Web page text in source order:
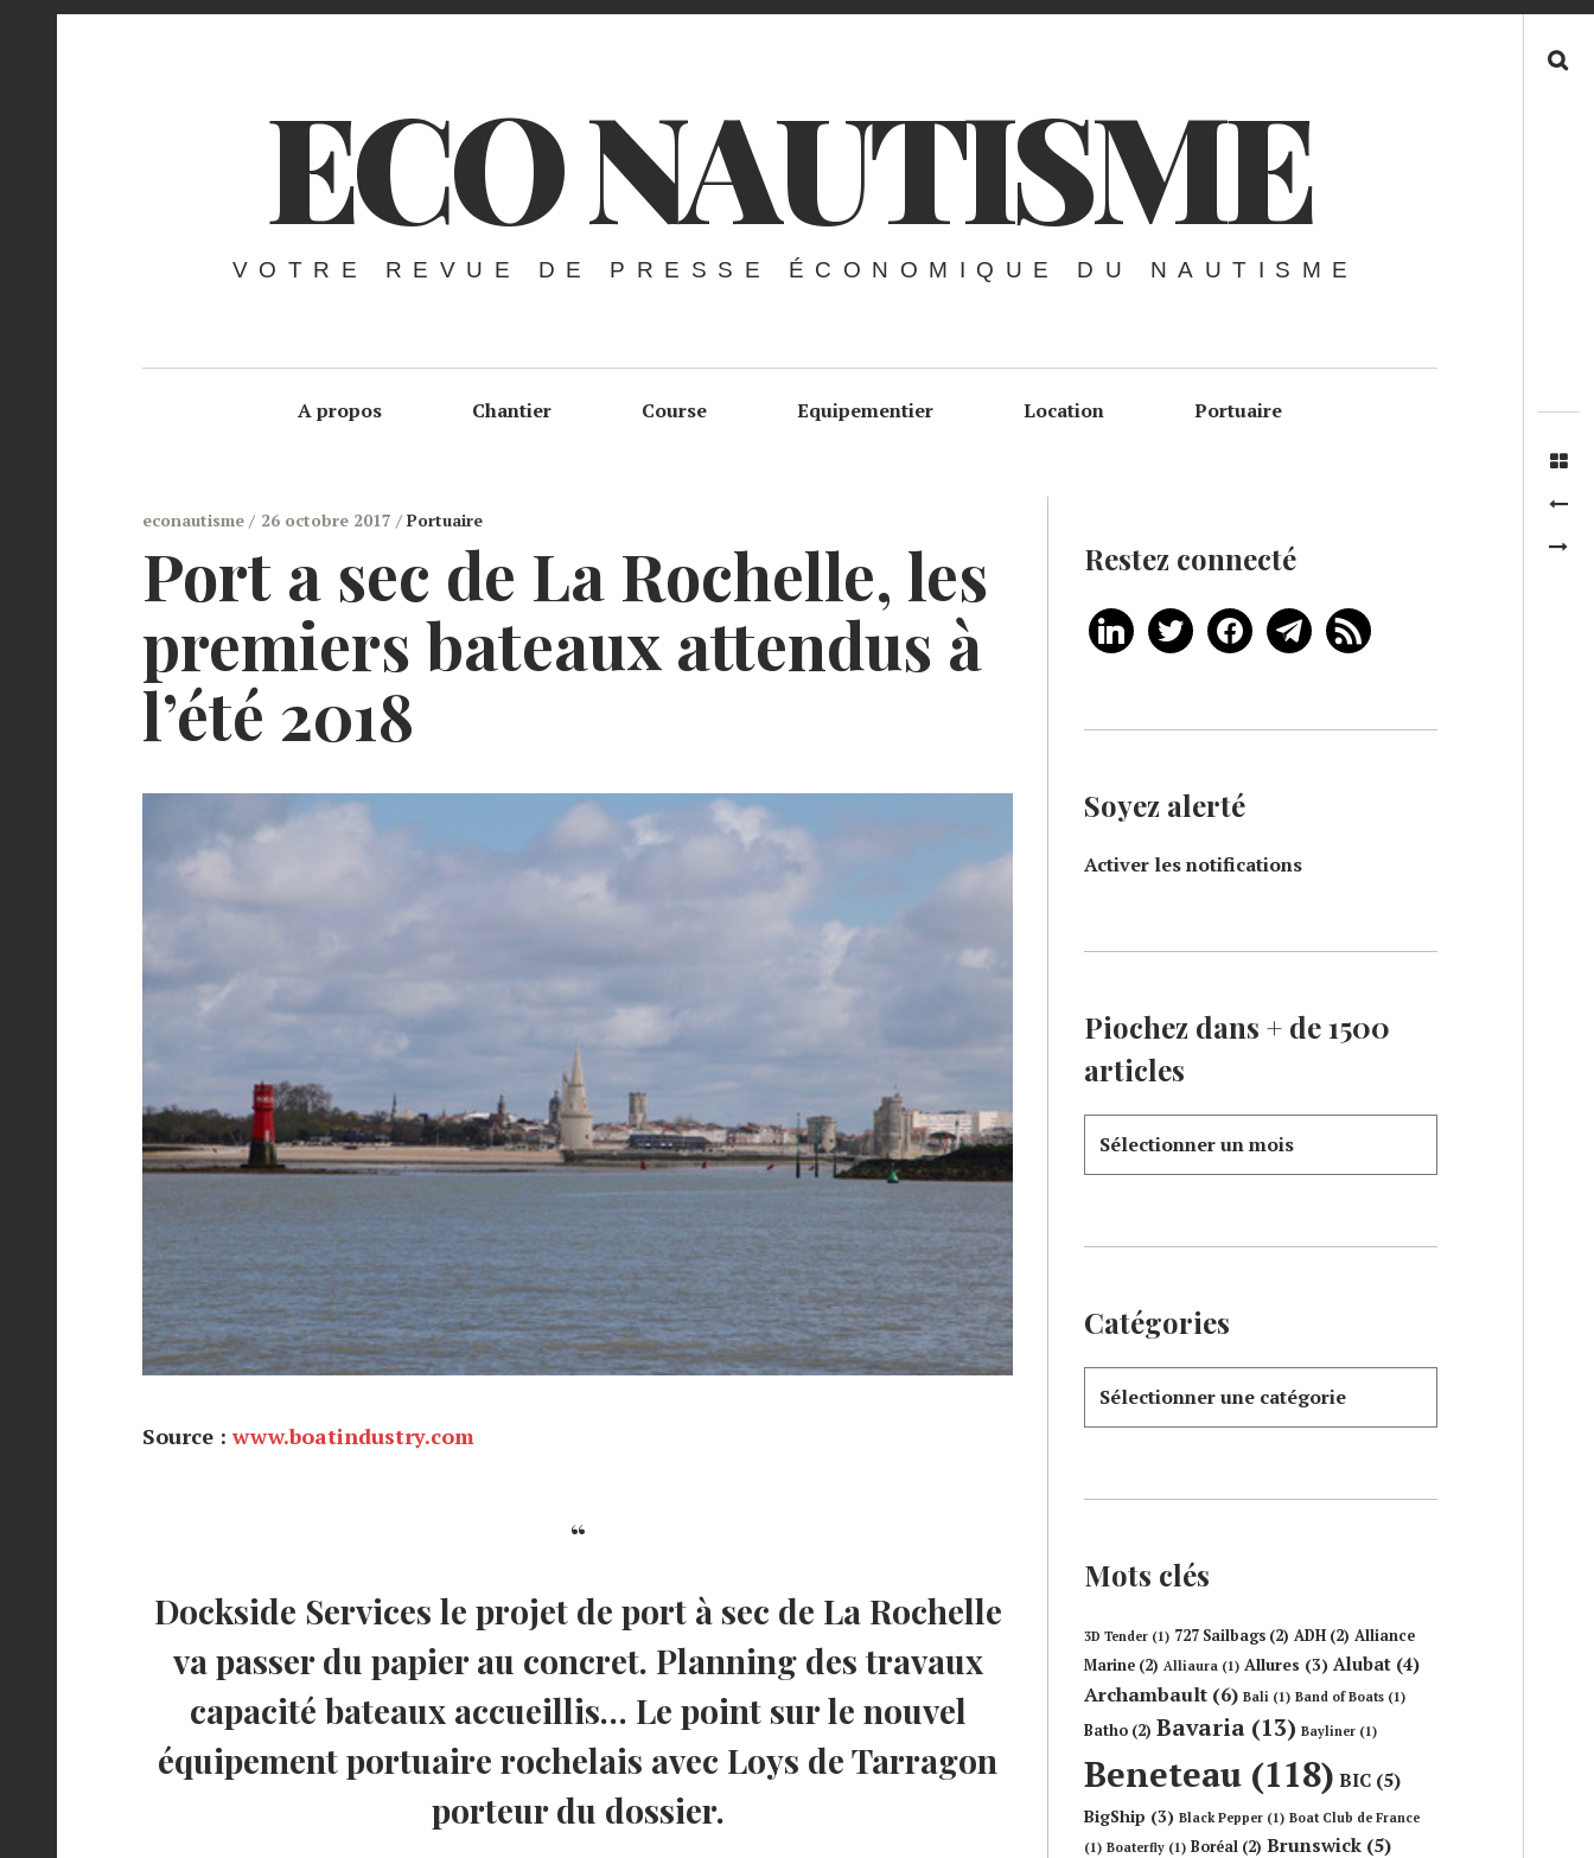
ECO NAUTISME
VOTRE REVUE DE PRESSE ÉCONOMIQUE DU NAUTISME
A propos Chantier Course Equipementier Location Portuaire
econautisme 26 octobre 2017 Portuaire
Port a sec de La Rochelle, les
premiers bateaux attendus à
l’été 2018
Source :www.boatindustry.com
Dockside Services le projet de port à sec de La Rochelle
va passer du papier au concret. Planning des travaux
capacité bateaux accueillis… Le point sur le nouvel
équipement portuaire rochelais avec Loys de Tarragon
porteur du dossier.
Restez connecté
Soyez alerté
Activer les notifications
Piochez dans + de 1500
articles
Catégories
Mots clés
3D Tender (1) 727 Sailbags (2) ADH (2) Alliance
Marine (2) Alliaura (1) Allures (3) Alubat (4)
Archambault (6) Bali (1) Band of Boats (1)
Batho (2) Bavaria (13) Bayliner (1)
Beneteau (118) BIC (5)
BigShip (3) Black Pepper (1) Boat Club de France
(1) Boaterfly (1) Boréal (2) Brunswick (5)